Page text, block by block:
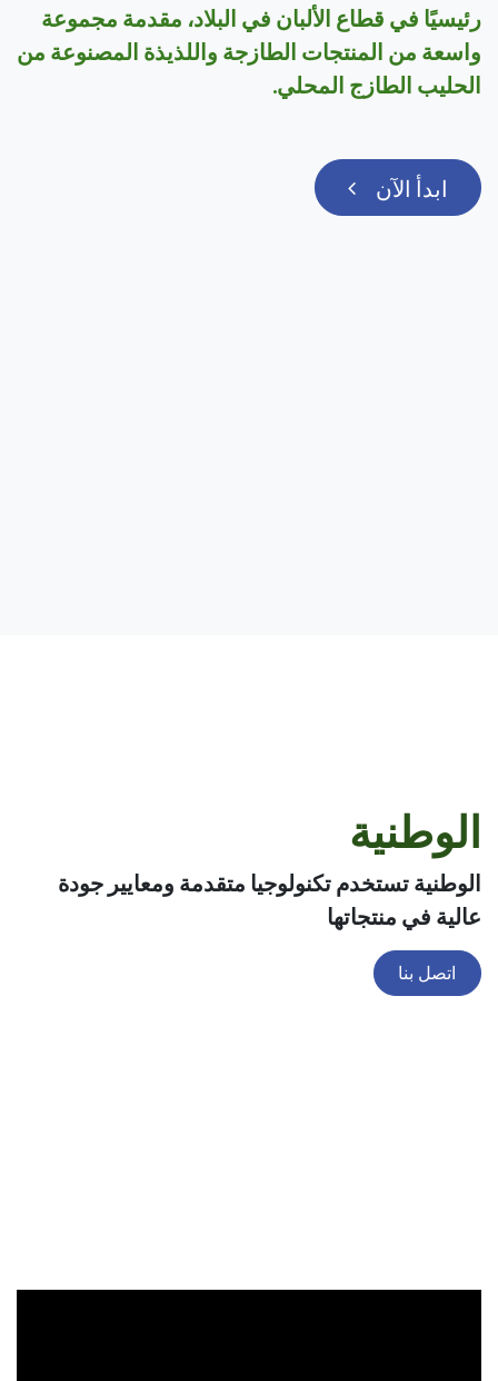
رئيسيًا في قطاع الألبان في البلاد، مقدمة مجموعة
واسعة من المنتجات الطازجة واللذيذة المصنوعة من
الحليب الطازج المحلي.
ابدأ الآن
الوطنية
الوطنية تستخدم تكنولوجيا متقدمة ومعايير جودة
عالية في منتجاتها
اتصل بنا